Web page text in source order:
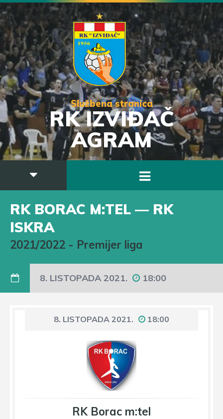
Službena stranica
RK IZVIĐAČ
AGRAM
RK BORAC M:TEL — RK
ISKRA
2021/2022 - Premijer liga
8. LISTOPADA 2021. 18:00
8. LISTOPADA 2021. 18:00
RK Borac m:tel